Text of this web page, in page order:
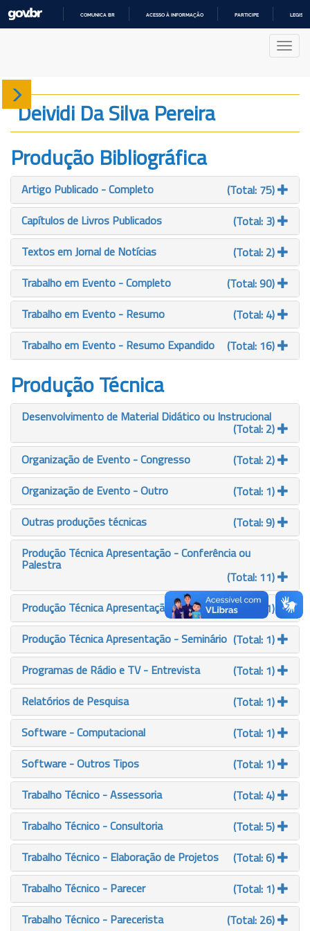
COMUNICA BR ACESSO À INFORMAÇÃO PARTICIPE
Sobre
Produção
Projetos
Gráficos
Deividi Da Silva Pereira
Produção Bibliográfica
Artigo Publicado - Completo
(Total: 75)
Capítulos de Livros Publicados
(Total: 3)
Textos em Jornal de Notícias
(Total: 2)
Trabalho em Evento - Completo
(Total: 90)
Trabalho em Evento - Resumo
(Total: 4)
Trabalho em Evento - Resumo Expandido
(Total: 16)
Produção Técnica
Desenvolvimento de Material Didático ou Instrucional
(Total: 2)
Organização de Evento - Congresso
(Total: 2)
Organização de Evento - Outro
(Total: 1)
Outras produções técnicas
(Total: 9)
Produção Técnica Apresentação - Conferência ou
Palestra
(Total: 11)
Produção Técnica Apresentação - Outra
(Total: 1)
Produção Técnica Apresentação - Seminário (Total: 1)
Programas de Rádio e TV - Entrevista
(Total: 1)
Relatórios de Pesquisa
(Total: 1)
Software - Computacional
(Total: 1)
Software - Outros Tipos
(Total: 1)
Trabalho Técnico - Assessoria
(Total: 4)
Trabalho Técnico - Consultoria
(Total: 5)
Trabalho Técnico - Elaboração de Projetos
(Total: 6)
Trabalho Técnico - Parecer
(Total: 1)
Trabalho Técnico - Parecerista
(Total: 26)